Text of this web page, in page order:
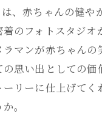
、赤ちゃんの健
のフォトスタジ
マンが赤ちゃん
思い出としての
リーに仕上げて
。